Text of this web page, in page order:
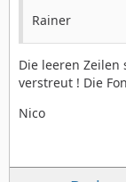
Rainer
Die leeren
verstreut ! Die
Nico